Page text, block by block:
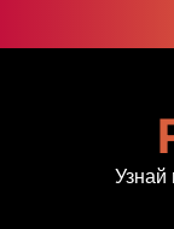
к
Узнай